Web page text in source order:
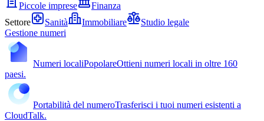
Piccole imprese
Finanza
Settore
Sanità Immobiliare
Studio legale
Gestione numeri
Numeri localiPopolareOttieni numeri locali in oltre 160
paesi.
Portabilità del numeroTrasferisci i tuoi numeri esistenti a
CloudTalk.